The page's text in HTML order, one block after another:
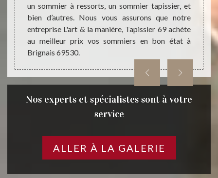
qui
pour
un sommier à ressorts, un sommier tapissier, et
bien d’autres. Nous vous assurons que notre
entreprise L'art & la manière, Tapissier 69 achète
au meilleur prix vos sommiers en bon état à
Brignais 69530.
nous
chez
de
Nos experts et spécialistes sont à votre
service
ALLER À LA GALERIE